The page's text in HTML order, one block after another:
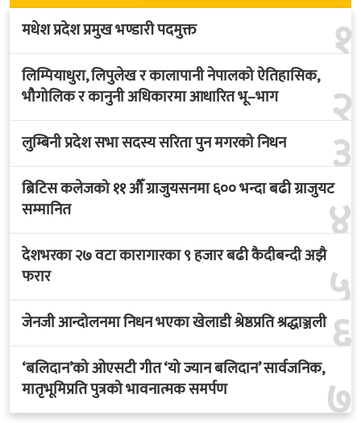
२
लिम्पियाधुरा, लिपुलेख र कालापानी नेपालको ऐतिहासिक,
भौगोलिक र कानुनी अधिकारमा आधारित भू–भाग
३
लुम्बिनी प्रदेश सभा सदस्य सरिता पुन मगरको निधन
४
ब्रिटिस कलेजको ११ औँ ग्राजुयसनमा ६०० भन्दा बढी ग्राजुयट
सम्मानित
५
देशभरका २७ वटा कारागारका ९ हजार बढी कैदीबन्दी अझै
फरार
६
जेनजी आन्दोलनमा निधन भएका खेलाडी श्रेष्ठप्रति श्रद्धाञ्जली
७
‘बलिदान’को ओएसटी गीत ‘यो ज्यान बलिदान’ सार्वजनिक,
मातृभूमिप्रति पुत्रको भावनात्मक समर्पण